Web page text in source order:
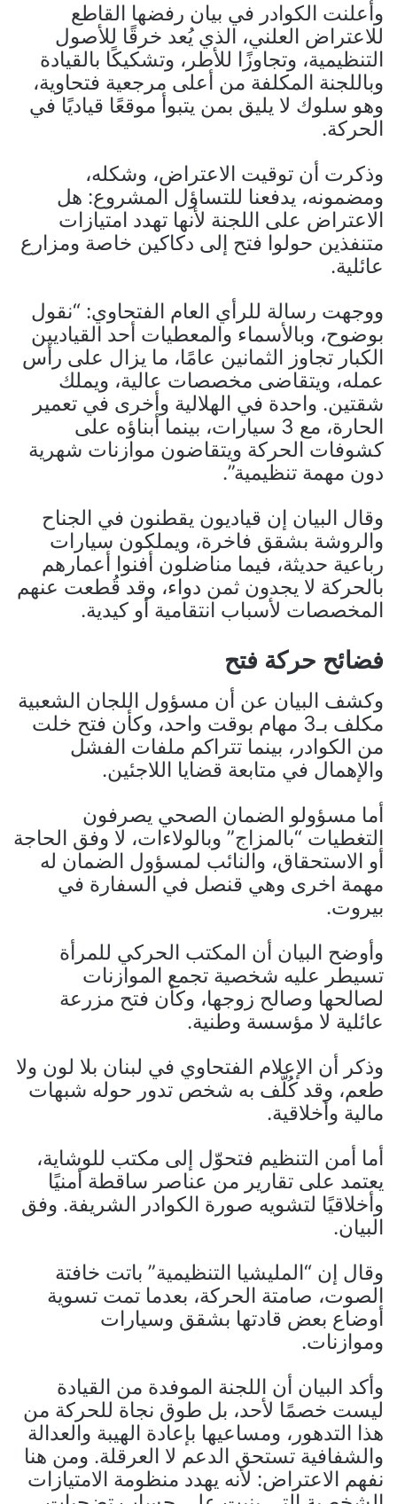
وأعلنت الكوادر في بيان رفضها القاطع
للاعتراض العلني، الذي يُعد خرقًا للأصول
التنظيمية، وتجاوزًا للأطر، وتشكيكًا بالقيادة
وباللجنة المكلفة من أعلى مرجعية فتحاوية،
وهو سلوك لا يليق بمن يتبوأ موقعًا قياديًا في
الحركة.
وذكرت أن توقيت الاعتراض، وشكله،
ومضمونه، يدفعنا للتساؤل المشروع: هل
الاعتراض على اللجنة لأنها تهدد امتيازات
متنفذين حولوا فتح إلى دكاكين خاصة ومزارع
عائلية.
ووجهت رسالة للرأي العام الفتحاوي: “نقول
بوضوح، وبالأسماء والمعطيات أحد القياديين
الكبار تجاوز الثمانين عامًا، ما يزال على رأس
عمله، ويتقاضى مخصصات عالية، ويملك
شقتين. واحدة في الهلالية وأخرى في تعمير
الحارة، مع 3 سيارات، بينما أبناؤه على
كشوفات الحركة ويتقاضون موازنات شهرية
دون مهمة تنظيمية”.
وقال البيان إن قياديون يقطنون في الجناح
والروشة بشقق فاخرة، ويملكون سيارات
رباعية حديثة، فيما مناضلون أفنوا أعمارهم
بالحركة لا يجدون ثمن دواء، وقد قُطعت عنهم
المخصصات لأسباب انتقامية أو كيدية.
فضائح حركة فتح
وكشف البيان عن أن مسؤول اللجان الشعبية
مكلف بـ3 مهام بوقت واحد، وكأن فتح خلت
من الكوادر، بينما تتراكم ملفات الفشل
والإهمال في متابعة قضايا اللاجئين.
أما مسؤولو الضمان الصحي يصرفون
التغطيات “بالمزاج” وبالولاءات، لا وفق الحاجة
أو الاستحقاق، والنائب لمسؤول الضمان له
مهمة اخرى وهي قنصل في السفارة في
بيروت.
وأوضح البيان أن المكتب الحركي للمرأة
تسيطر عليه شخصية تجمع الموازنات
لصالحها وصالح زوجها، وكأن فتح مزرعة
عائلية لا مؤسسة وطنية.
وذكر أن الإعلام الفتحاوي في لبنان بلا لون ولا
طعم، وقد كُلّف به شخص تدور حوله شبهات
مالية وأخلاقية.
أما أمن التنظيم فتحوّل إلى مكتب للوشاية،
يعتمد على تقارير من عناصر ساقطة أمنيًا
وأخلاقيًا لتشويه صورة الكوادر الشريفة. وفق
البيان.
وقال إن “المليشيا التنظيمية” باتت خافتة
الصوت، صامتة الحركة، بعدما تمت تسوية
أوضاع بعض قادتها بشقق وسيارات
وموازنات.
وأكد البيان أن اللجنة الموفدة من القيادة
ليست خصمًا لأحد، بل طوق نجاة للحركة من
هذا التدهور، ومساعيها بإعادة الهيبة والعدالة
والشفافية تستحق الدعم لا العرقلة. ومن هنا
نفهم الاعتراض: لأنه يهدد منظومة الامتيازات